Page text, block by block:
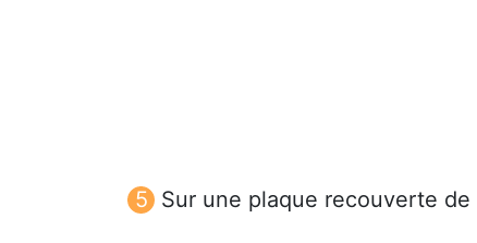
Sur une plaque recouverte